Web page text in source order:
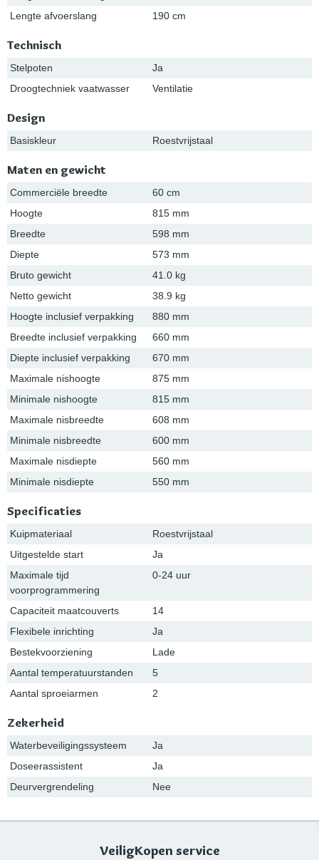
Lengte afvoerslang
190 cm
Technisch
Stelpoten
Ja
Droogtechniek vaatwasser
Ventilatie
Design
Basiskleur Roestvrijstaal
Maten en gewicht
Commerciële breedte
60 cm
Hoogte
815 mm
Breedte
598 mm
Diepte
573 mm
Bruto gewicht
41.0 kg
Netto gewicht
38.9 kg
Hoogte inclusief verpakking
880 mm
Breedte inclusief verpakking
660 mm
Diepte inclusief verpakking
670 mm
Maximale nishoogte
875 mm
Minimale nishoogte
815 mm
Maximale nisbreedte
608 mm
Minimale nisbreedte
600 mm
Maximale nisdiepte
560 mm
Minimale nisdiepte
550 mm
Specificaties
Kuipmateriaal
Roestvrijstaal
Uitgestelde start
Ja
Maximale tijd
voorprogrammering
0-24 uur
Capaciteit maatcouverts
14
Flexibele inrichting
Ja
Bestekvoorziening
Lade
Aantal temperatuurstanden
5
Aantal sproeiarmen
2
Zekerheid
Waterbeveiligingssysteem
Ja
Doseerassistent
Ja
Deurvergrendeling
Nee
VeiligKopen service